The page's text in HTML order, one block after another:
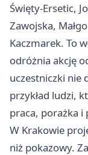
Święty-Ersetic,
Zawojska,
Kaczmarek. To
odróżnia akcję
uczestniczki nie
przykład ludzi,
praca, porażka i
W Krakowie
niż pokazowy.